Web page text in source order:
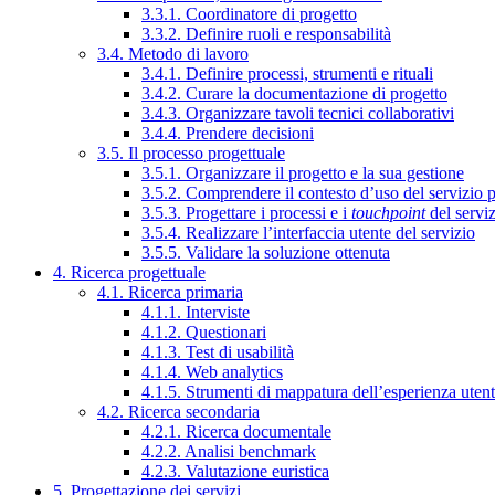
3.3.1. Coordinatore di progetto
3.3.2. Definire ruoli e responsabilità
3.4. Metodo di lavoro
3.4.1. Definire processi, strumenti e rituali
3.4.2. Curare la documentazione di progetto
3.4.3. Organizzare tavoli tecnici collaborativi
3.4.4. Prendere decisioni
3.5. Il processo progettuale
3.5.1. Organizzare il progetto e la sua gestione
3.5.2. Comprendere il contesto d’uso del servizio
3.5.3. Progettare i processi e i touchpointdel
3.5.4. Realizzare l’interfaccia utente del servizio
3.5.5. Validare la soluzione ottenuta
4. Ricerca progettuale
4.1. Ricerca primaria
4.1.1. Interviste
4.1.2. Questionari
4.1.3. Test di usabilità
4.1.4. Web analytics
4.1.5. Strumenti di mappatura dell’esperienza
4.2. Ricerca secondaria
4.2.1. Ricerca documentale
4.2.2. Analisi benchmark
4.2.3. Valutazione euristica
5. Progettazione dei servizi